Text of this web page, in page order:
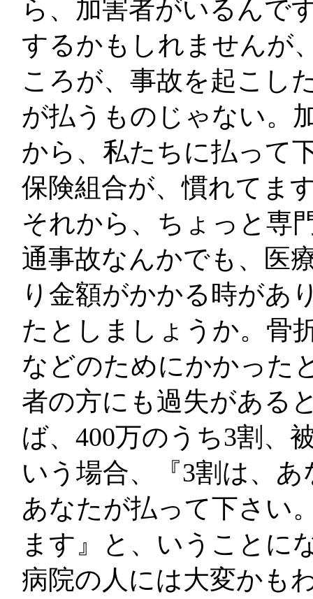
ら、加害者がいるんで
するかもしれませんが
ころが、事故を起こし
が払うものじゃない。
から、私たちに払って
保険組合が、慣れてま
それから、ちょっと専
通事故なんかでも、医
り金額がかかる時があ
たとしましょうか。骨
などのためにかかった
者の方にも過失がある
ば、400万のうち3割、
いう場合、『3割は、
あなたが払って下さい
ます』と、いうことに
病院の人には大変かも